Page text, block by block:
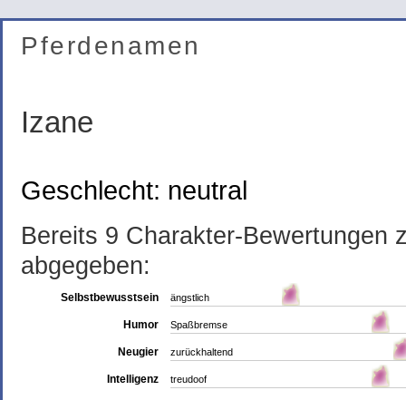
Pferdenamen
Izane
Geschlecht: neutral
Bereits 9 Charakter-Bewertungen
abgegeben:
Selbstbewusstsein ängstlich
Humor Spaßbremse
Neugier zurückhaltend
Intelligenz treudoof